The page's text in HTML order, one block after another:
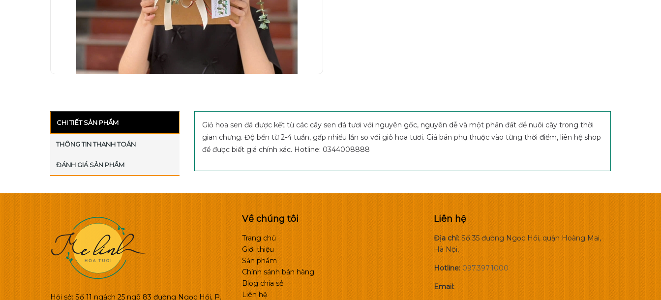
CHI TIẾT SẢN PHẨM
THÔNG TIN THANH TOÁN
ĐÁNH GIÁ SẢN PHẨM
Giỏ hoa sen đá được kết từ các cây sen đá tươi với nguyên gốc, nguyên dễ và một phần đất để nuôi cây trong thời
gian chưng. Độ bền từ 2-4 tuần, gấp nhiều lần so với giỏ hoa tươi. Giá bán phụ thuộc vào từng thời điểm, liên hệ shop
để được biết giá chính xác. Hotline: 0344008888
Hội sở: Số 11 ngách 25 ngõ 83 đường Ngọc Hồi, P.
Về chúng tôi
Trang chủ
Giới thiệu
Sản phẩm
Chính sánh bán hàng
Blog chia sẻ
Liên hệ
Liên hệ
Địa chỉ:Số 35 đường Ngọc Hồi, quận Hoàng Mai,
Hà Nội,
Hotline:097.397.1000
Email: